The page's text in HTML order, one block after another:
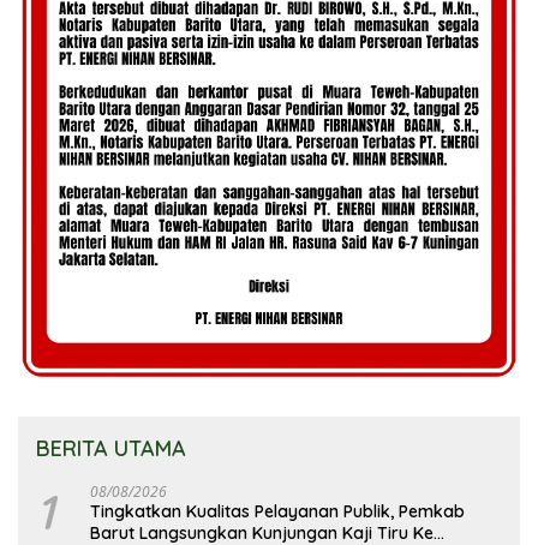
BERITA UTAMA
1 08/08/2026
Tingkatkan Kualitas Pelayanan Publik, Pemkab
Barut Langsungkan Kunjungan Kaji Tiru Ke